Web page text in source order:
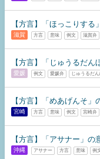
【方言】「ほっこりする
滋賀 方言 意味 例文 滋賀弁
【方言】「じゅうるだん
愛媛 例文 愛媛弁 じゅうるだ
【方言】「めあげんそ」
宮崎 方言 意味 例文 宮崎弁
【方言】「アサナー」の
沖縄 アサナー 方言 意味 例